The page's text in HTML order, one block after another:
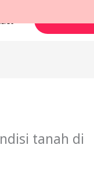
tanah di